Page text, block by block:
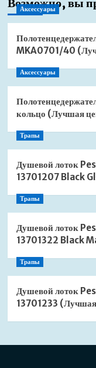
Аксессуары
MKA0701/40
Аксессуары
кольцо (Лучшая
Трапы
Душевой лоток
13701207 Black
Трапы
Душевой лоток
13701322 Black
Трапы
Душевой лоток
13701233